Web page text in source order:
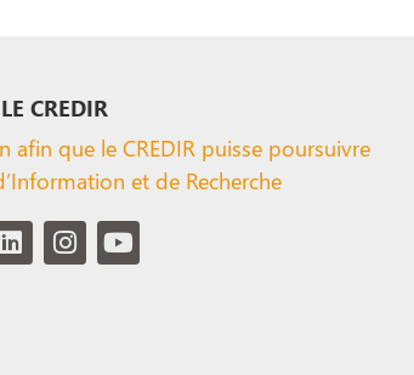
CREDIR
afin que le CREDIR puisse poursuivre
et de Recherche